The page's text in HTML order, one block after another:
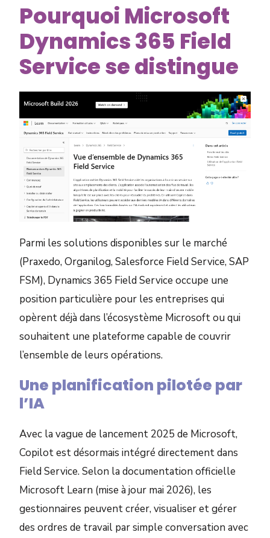
Pourquoi Microsoft
Dynamics 365 Field
Service se distingue
Parmi les solutions disponibles sur le marché
(Praxedo, Organilog, Salesforce Field Service, SAP
FSM), Dynamics 365 Field Service occupe une
position particulière pour les entreprises qui
opèrent déjà dans l’écosystème Microsoft ou qui
souhaitent une plateforme capable de couvrir
l’ensemble de leurs opérations.
Une planification pilotée par
l’IA
Avec la vague de lancement 2025 de Microsoft,
Copilot est désormais intégré directement dans
Field Service. Selon la documentation officielle
Microsoft Learn (mise à jour mai 2026), les
gestionnaires peuvent créer, visualiser et gérer
des ordres de travail par simple conversation avec